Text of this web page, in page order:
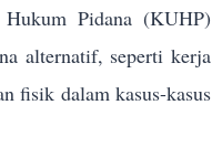
Hukum Pidana (KUHP)
alternatif, seperti kerja
fisik dalam kasus-kasus